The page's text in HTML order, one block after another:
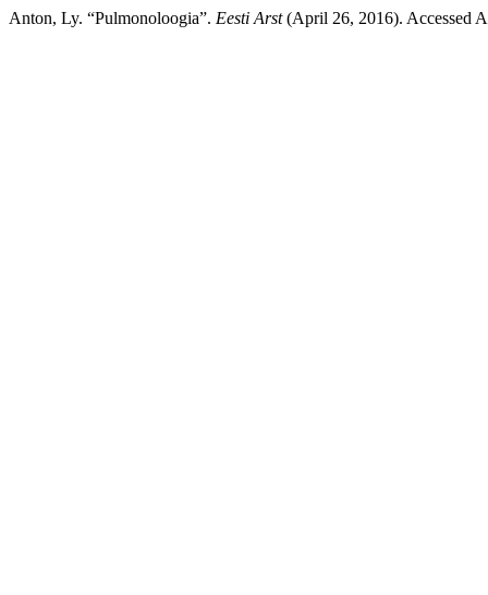
Anton, Ly. “Pulmonoloogia”. Eesti Arst(April 26, 2016). Accessed